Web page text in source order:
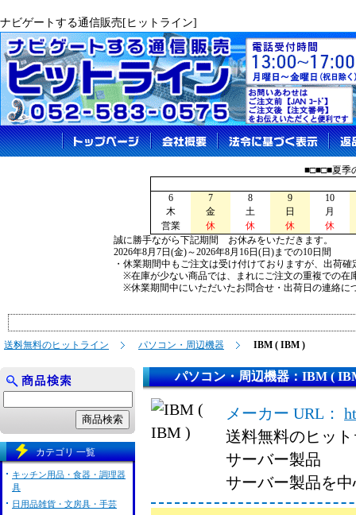
ナビゲートする通信販売[ヒットライン]
■□■□■夏季
6 7 8 9
10
木
金 土 日
月
営業
休 休 休
休
誠に勝手ながら下記期間 お休みをいただきます。
2026年8月7日(金)～2026年8月16日(日)までの10日間
・休業期間中もご注文は受け付けておりますが、出荷
※在庫が少ない商品では、まれにご注文の重複での在
※休業期間中にいただいたお問合せ・出荷日の連絡に
送料無料のヒットライン パソコン・周辺機器 IBM ( IBM )
パソコン・周辺機器：IBM (
メーカー URL：
送料無料のヒッ
サーバー製品
サーバー製品を
カテゴリ 一覧
キッチン用品・食器・調理器
具
日用品雑貨・文房具・手芸